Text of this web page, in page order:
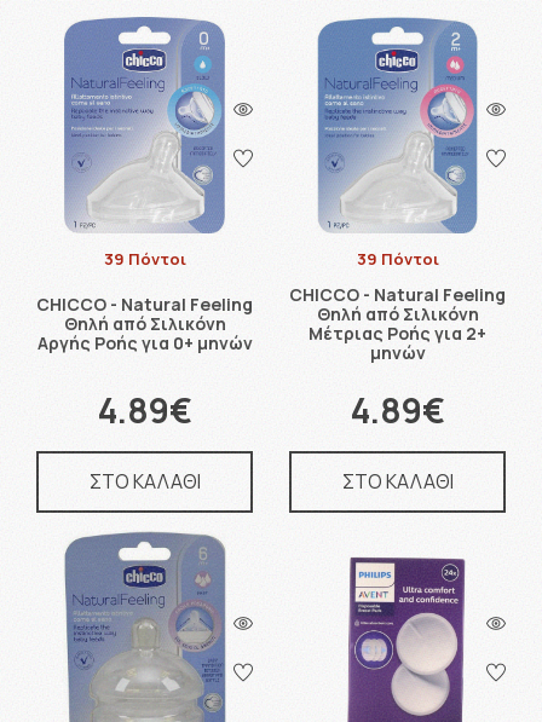
39 Πόντοι
CHICCO - Natural Feeling
Θηλή από Σιλικόνη
Αργής Ροής για 0+ μηνών
4.89€
ΣΤΟ ΚΑΛΑΘΙ
39 Πόντοι
CHICCO - Natural Feeling
Θηλή από Σιλικόνη
Μέτριας Ροής για 2+
μηνών
4.89€
ΣΤΟ ΚΑΛΑΘΙ